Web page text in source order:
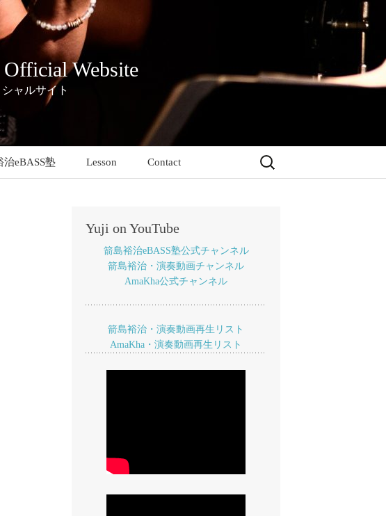
Website
ャルサイト
治eBASS塾 Lesson Contact
検
Yuji on YouTube
箭島裕治eBASS塾公式チャンネル
箭島裕治・演奏動画チャンネル
AmaKha公式チャンネル
箭島裕治・演奏動画再生リスト
AmaKha・演奏動画再生リスト